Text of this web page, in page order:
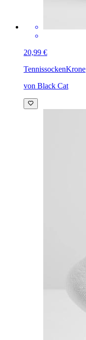
20,99 €
TennissockenKrone
von Black Cat